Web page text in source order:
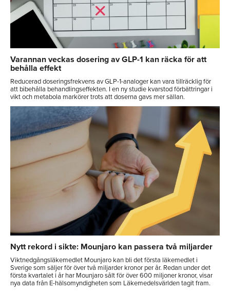
Varannan veckas dosering av GLP-1 kan räcka för att
behålla effekt
Reducerad doseringsfrekvens av GLP-1-analoger kan vara tillräcklig för
att bibehålla behandlingseffekten. I en ny studie kvarstod förbättringar i
vikt och metabola markörer trots att doserna gavs mer sällan.
Nytt rekord i sikte: Mounjaro kan passera två miljarder
Viktnedgångsläkemedlet Mounjaro kan bli det första läkemedlet i
Sverige som säljer för över två miljarder kronor per år. Redan under det
första kvartalet i år har Mounjaro sålt för över 600 miljoner kronor, visar
nya data från E-hälsomyndigheten som Läkemedelsvärlden tagit fram.